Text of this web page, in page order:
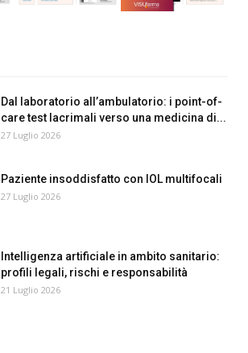
Dal laboratorio all’ambulatorio: i point-of-
care test lacrimali verso una medicina di...
27 Luglio 2026
Paziente insoddisfatto con IOL multifocali
27 Luglio 2026
Intelligenza artificiale in ambito sanitario:
profili legali, rischi e responsabilità
21 Luglio 2026